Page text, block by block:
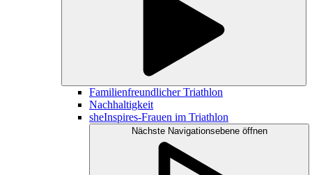
Familienfreundlicher Triathlon
Nachhaltigkeit
sheInspires-Frauen im Triathlon
Nächste Navigationsebene öffnen